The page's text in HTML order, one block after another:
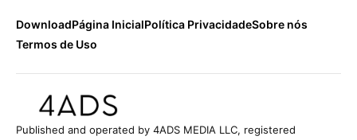
DownloadPágina InicialPolítica PrivacidadeSobre nós
Termos de Uso
Published and operated by 4ADS MEDIA LLC, registered